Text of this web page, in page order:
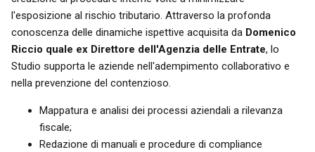
l'esposizione al rischio tributario. Attraverso la profonda
conoscenza delle dinamiche ispettive acquisita da Domenico
Riccio quale ex Direttore dell'Agenzia delle Entrate, lo
Studio supporta le aziende nell'adempimento collaborativo e
nella prevenzione del contenzioso.
Mappatura e analisi dei processi aziendali a rilevanza
fiscale;
Redazione di manuali e procedure di compliance